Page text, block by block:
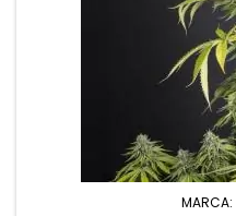
MARCA: